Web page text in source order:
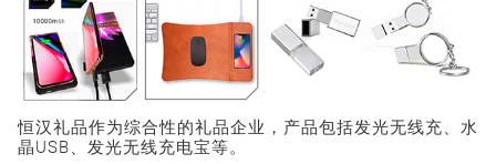
恒汉礼品作为综合性的礼品企业，产品包括发光无线充、水
晶USB、发光无线充电宝等。